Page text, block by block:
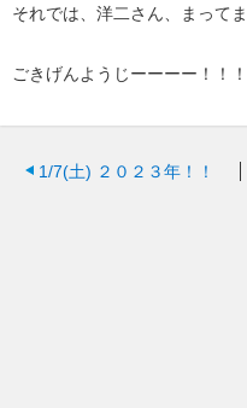
それでは、洋二さん、まって
ごきげんようじーーーー！！！
1/7(土) ２０２３年！！